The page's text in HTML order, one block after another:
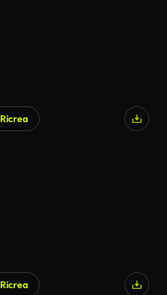
Ricrea
Ricrea